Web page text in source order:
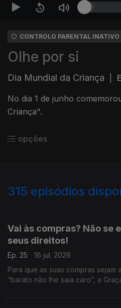
CONTROLO PARENTAL INATIVO
Olhe por si
Dia Mundial da Criança
No dia 1 de junho
Criança".
opções
315 episódios
Vai às compras? Não se
seus direitos!
Ep. 25
16 jul. 2026
Para que as suas compras sejam
“barato não lhe saia caro”, a Graça Cabral representante da